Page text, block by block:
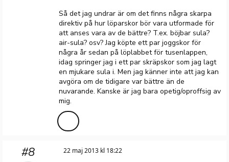
Så det jag undrar är om det finns några skarpa
direktiv på hur löparskor bör vara utformade för
att anses vara av de bättre? T.ex. böjbar sula?
air-sula? osv? Jag köpte ett par joggskor för
några år sedan på löplabbet för tusenlappen,
idag springer jag i ett par skräpskor som jag lagt
en mjukare sula i. Men jag känner inte att jag kan
avgöra om de tidigare var bättre än de
nuvarande. Kanske är jag bara opetig/oproffsig av
mig.
#8 22 maj 2013 kl 18:22